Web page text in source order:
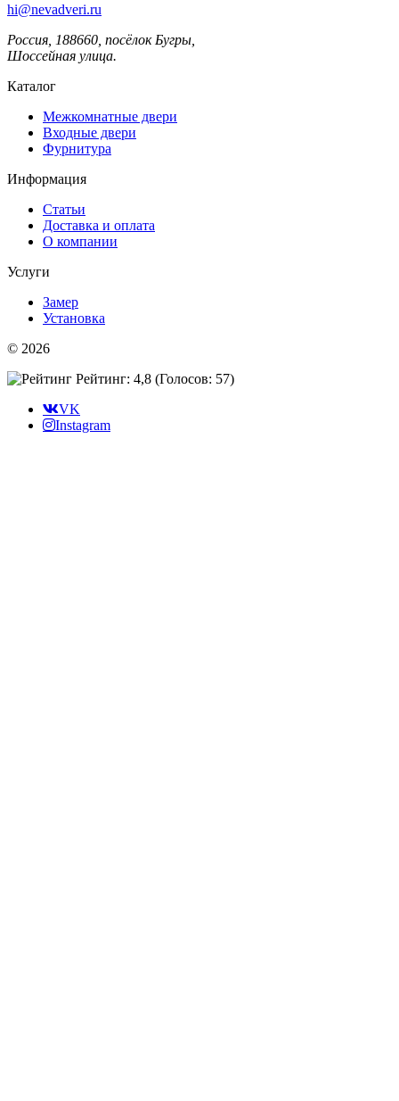
hi@nevadveri.ru
Россия, 188660, посёлок Бугры,
Шоссейная улица.
Каталог
Межкомнатные двери
Входные двери
Фурнитура
Информация
Статьи
Доставка и оплата
О компании
Услуги
Замер
Установка
© 2026
Рейтинг: 4,8 (Голосов: 57)
VK
Instagram